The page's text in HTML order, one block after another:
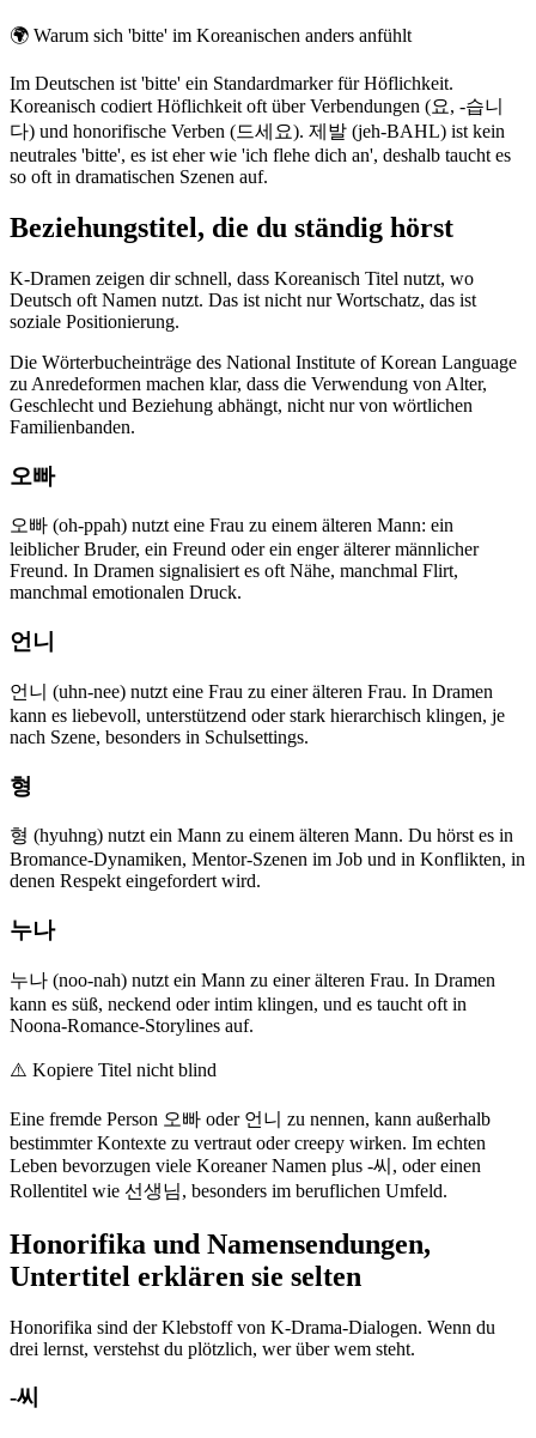
🌍 Warum sich 'bitte' im Koreanischen anders anfühlt
Im Deutschen ist 'bitte' ein Standardmarker für Höflichkeit.
Koreanisch codiert Höflichkeit oft über Verbendungen (요, -습니
다) und honorifische Verben (드세요). 제발 (jeh-BAHL) ist kein
neutrales 'bitte', es ist eher wie 'ich flehe dich an', deshalb taucht es
so oft in dramatischen Szenen auf.
Beziehungstitel, die du ständig hörst
K-Dramen zeigen dir schnell, dass Koreanisch Titel nutzt, wo
Deutsch oft Namen nutzt. Das ist nicht nur Wortschatz, das ist
soziale Positionierung.
Die Wörterbucheinträge des National Institute of Korean Language
zu Anredeformen machen klar, dass die Verwendung von Alter,
Geschlecht und Beziehung abhängt, nicht nur von wörtlichen
Familienbanden.
오빠
오빠 (oh-ppah) nutzt eine Frau zu einem älteren Mann: ein
leiblicher Bruder, ein Freund oder ein enger älterer männlicher
Freund. In Dramen signalisiert es oft Nähe, manchmal Flirt,
manchmal emotionalen Druck.
언니
언니 (uhn-nee) nutzt eine Frau zu einer älteren Frau. In Dramen
kann es liebevoll, unterstützend oder stark hierarchisch klingen, je
nach Szene, besonders in Schulsettings.
형
형 (hyuhng) nutzt ein Mann zu einem älteren Mann. Du hörst es in
Bromance-Dynamiken, Mentor-Szenen im Job und in Konflikten, in
denen Respekt eingefordert wird.
누나
누나 (noo-nah) nutzt ein Mann zu einer älteren Frau. In Dramen
kann es süß, neckend oder intim klingen, und es taucht oft in
Noona-Romance-Storylines auf.
⚠️ Kopiere Titel nicht blind
Eine fremde Person 오빠 oder 언니 zu nennen, kann außerhalb
bestimmter Kontexte zu vertraut oder creepy wirken. Im echten
Leben bevorzugen viele Koreaner Namen plus -씨, oder einen
Rollentitel wie 선생님, besonders im beruflichen Umfeld.
Honorifika und Namensendungen,
Untertitel erklären sie selten
Honorifika sind der Klebstoff von K-Drama-Dialogen. Wenn du
drei lernst, verstehst du plötzlich, wer über wem steht.
-씨